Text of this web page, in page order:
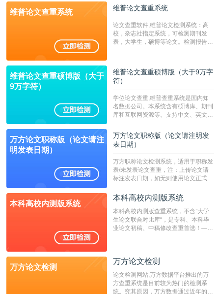
维普论文查重系统 维普论文查重系统
论文查重软件,维普论文检测系统：高
校，杂志社指定系统，可检测期刊发
表，大学生，硕博等论文。检测报告支
维普论文查重硕博版（大于
9万字符）
维普论文查重硕博版（大于9万字
符）
学位论文查重,维普查重系统是国内知
名数据公司。本系统含有硕博库、期刊
库和互联网资源等。支持中文、英文、
定院校！！！
万方论文职称版（论文请注
明发表日期）
万方论文职称版（论文请注明发
表日期）
万方职称论文检测系统，适用于职称发
表/未发表论文查重，注：上传论文请
标注发表日期，如无则使用论文正式发
成时间作为发表日期。
本科高校内测版系统
本科高校内测版系统
本科高校内测版查重系统，不含”大学
生论文联合对比库“，是专科、本科毕
业论文初稿、中稿修改查重首选！——
万方论文检测
万方论文检测
论文检测网站,万方数据平台推出的万
方查重系统是目前较为热门的检测系
统。究其原因，万方数据通过近年的发